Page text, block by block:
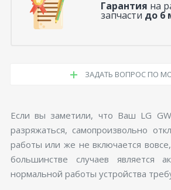
Гарантия на
запчасти до 6
ЗАДАТЬ ВОПРОС ПО
Если вы заметили, что Ваш LG
разряжаться, самопроизвольно
работы или же не включается
большинстве случаев является
нормальной работы устройства